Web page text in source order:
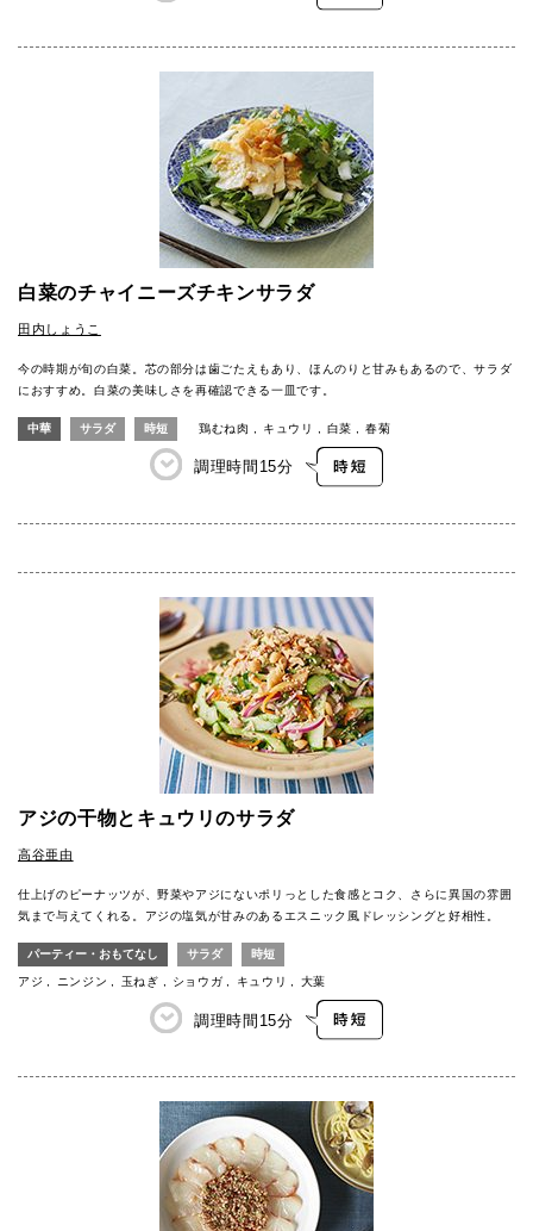
白菜のチャイニーズチキンサラダ
田内しょうこ
今の時期が旬の白菜。芯の部分は歯ごたえもあり、ほんのりと甘みもあるので、サラダ
におすすめ。白菜の美味しさを再確認できる一皿です。
中華 サラダ 時短 鶏むね肉 キュウリ 白菜 春菊
調理時間 15分
アジの干物とキュウリのサラダ
高谷亜由
仕上げのピーナッツが、野菜やアジにないポリっとした食感とコク、さらに異国の雰囲
気まで与えてくれる。アジの塩気が甘みのあるエスニック風ドレッシングと好相性。
パーティー・おもてなし サラダ 時短
アジ ニンジン 玉ねぎ ショウガ キュウリ 大葉
調理時間 15分